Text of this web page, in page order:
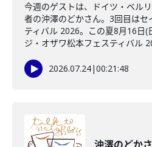
今週のゲストは、ドイツ・ベル
者の沖澤のどかさん。3回目はセ
ティバル 2026。この夏8月16日(
ジ・オザワ松本フェスティバル
2026.07.24|00:21:48